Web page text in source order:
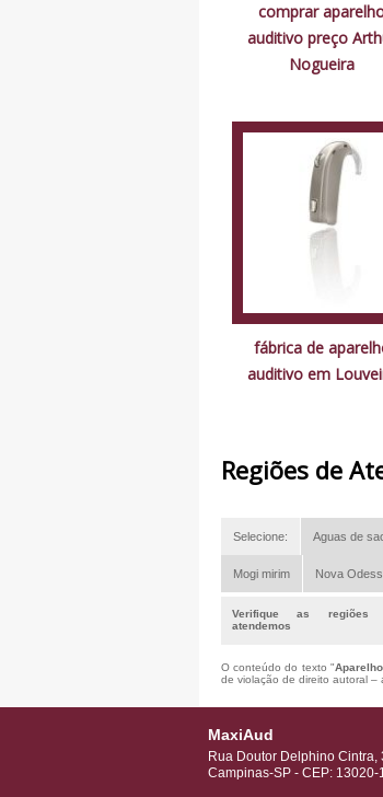
comprar
auditivo preço
Nogueira
fábrica de
auditivo em
Regiões de
Selecione: Aguas de
Mogi mirim Nova
Verifique as regiões
atendemos
O conteúdo do texto "
de violação de direito autoral
MaxiAud
Rua Doutor Delphino Cintra,
Campinas-SP - CEP: 13020-